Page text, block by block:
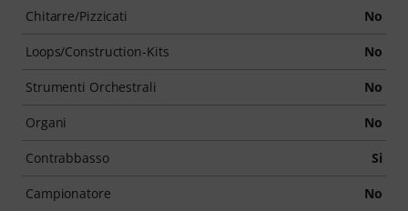
Chitarre/Pizzicati No
Loops/Construction-Kits No
Strumenti Orchestrali No
Organi No
Contrabbasso Si
Campionatore No